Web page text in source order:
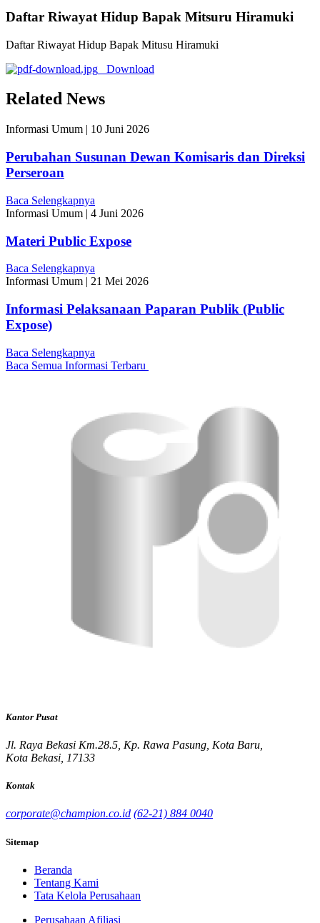
Daftar Riwayat Hidup Bapak Mitsuru Hiramuki
Daftar Riwayat Hidup Bapak Mitusu Hiramuki
Download
Related News
Informasi Umum | 10 Juni 2026
Perubahan Susunan Dewan Komisaris dan Direksi
Perseroan
Baca Selengkapnya
Informasi Umum | 4 Juni 2026
Materi Public Expose
Baca Selengkapnya
Informasi Umum | 21 Mei 2026
Informasi Pelaksanaan Paparan Publik (Public
Expose)
Baca Selengkapnya
Baca Semua Informasi Terbaru
Kantor Pusat
Jl. Raya Bekasi Km.28.5, Kp. Rawa Pasung, Kota Baru,
Kota Bekasi, 17133
Kontak
corporate@champion.co.id (62-21) 884 0040
Sitemap
Beranda
Tentang Kami
Tata Kelola Perusahaan
Perusahaan Afiliasi